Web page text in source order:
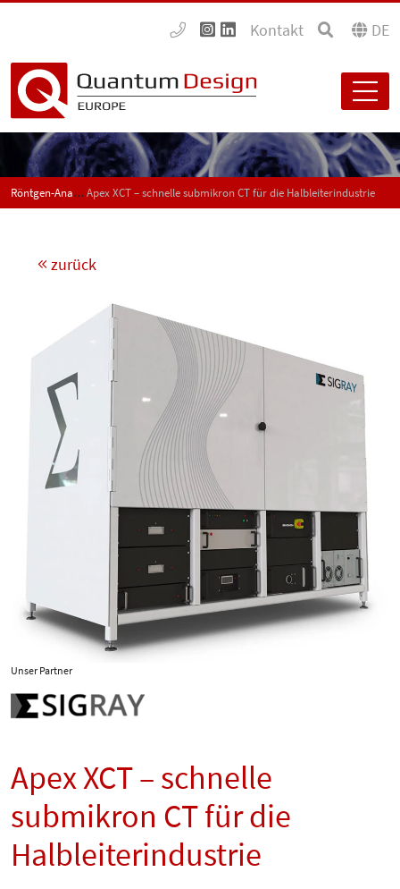
Kontakt DE
Röntgen-AnalysesystemeApex XCT – schnelle submikron CT für die Halbleiterindustrie
zurück
Unser Partner
Apex XCT – schnelle
submikron CT für die
Halbleiterindustrie